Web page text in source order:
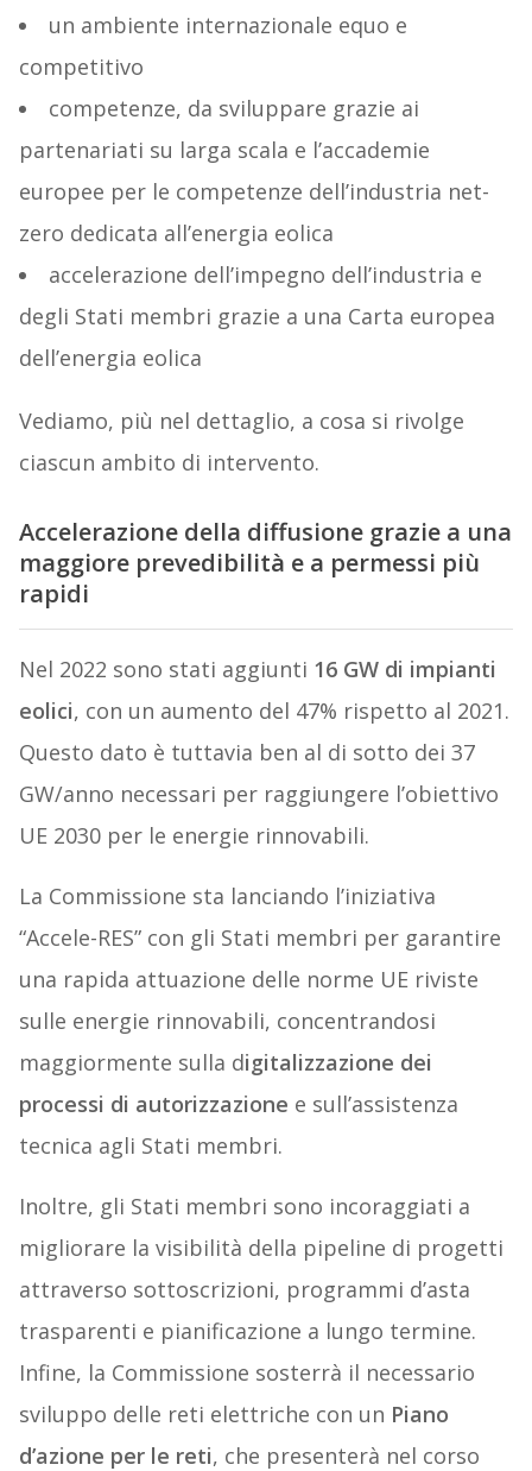
un ambiente internazionale equo e
competitivo
competenze, da sviluppare grazie ai
partenariati su larga scala e l’accademie
europee per le competenze dell’industria net-
zero dedicata all’energia eolica
accelerazione dell’impegno dell’industria e
degli Stati membri grazie a una Carta europea
dell’energia eolica
Vediamo, più nel dettaglio, a cosa si rivolge
ciascun ambito di intervento.
Accelerazione della diffusione grazie a una
maggiore prevedibilità e a permessi più
rapidi
Nel 2022 sono stati aggiunti 16 GW di impianti
eolici, con un aumento del 47% rispetto al 2021.
Questo dato è tuttavia ben al di sotto dei 37
GW/anno necessari per raggiungere l’obiettivo
UE 2030 per le energie rinnovabili.
La Commissione sta lanciando l’iniziativa
“Accele-RES” con gli Stati membri per garantire
una rapida attuazione delle norme UE riviste
sulle energie rinnovabili, concentrandosi
maggiormente sulla digitalizzazione dei
processi di autorizzazione e sull’assistenza
tecnica agli Stati membri.
Inoltre, gli Stati membri sono incoraggiati a
migliorare la visibilità della pipeline di progetti
attraverso sottoscrizioni, programmi d’asta
trasparenti e pianificazione a lungo termine.
Infine, la Commissione sosterrà il necessario
sviluppo delle reti elettriche con un Piano
d’azione per le reti, che presenterà nel corso